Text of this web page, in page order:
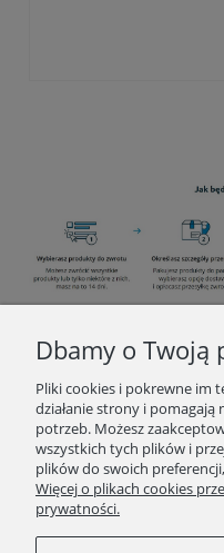
INFORMACJE
O ZAKUPACH
KONTAKT
Dbamy o Twoją
Pliki cookies i pokrewne im
działanie strony i
potrzeb. Możesz
wszystkich tych plików i
plików do swoich
Więcej o plikach cookies
prywatności.